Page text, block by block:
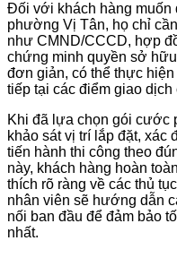
Đối với khách hàng muốn
phường Vị Tân, họ chỉ
như CMND/CCCD, hợp
chứng minh quyền sở
đơn giản, có thể thực
tiếp tại các điểm giao dịch
Khi đã lựa chọn gói cước
khảo sát vị trí lắp đặt, xác
tiến hành thi công theo
này, khách hàng hoàn
thích rõ ràng về các thủ
nhân viên sẽ hướng dẫn
nối ban đầu để đảm bảo
nhất.